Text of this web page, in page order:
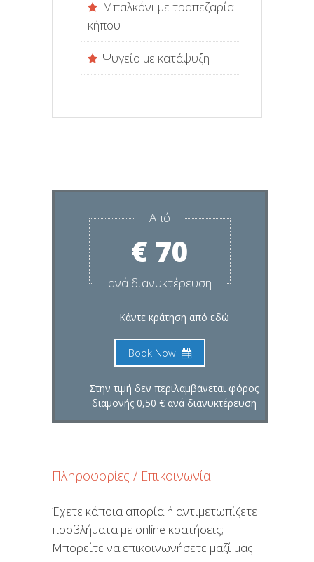
Μπαλκόνι με τραπεζαρία
κήπου
Ψυγείο με κατάψυξη
Από
€ 70
ανά διανυκτέρευση
Κάντε κράτηση από εδώ
Book Now
Στην τιμή δεν περιλαμβάνεται φόρος
διαμονής 0,50 € ανά διανυκτέρευση
Πληροφορίες / Επικοινωνία
Έχετε κάποια απορία ή αντιμετωπίζετε
προβλήματα με online κρατήσεις;
Μπορείτε να επικοινωνήσετε μαζί μας